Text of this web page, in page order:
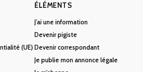
(UE)
ÉLÉMENTS
J’ai une information
Devenir pigiste
Devenir correspondant
Je publie mon annonce légale